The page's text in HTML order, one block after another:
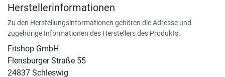
Herstellerinformationen
Zu den Herstellungsinformationen gehören die Adresse und
zugehörige Informationen des Herstellers des Produkts.
Fitshop GmbH
Flensburger Straße 55
24837 Schleswig